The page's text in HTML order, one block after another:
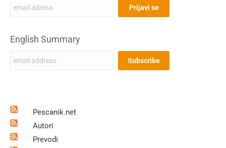
English Summary
Pescanik.net
Autori
Prevodi